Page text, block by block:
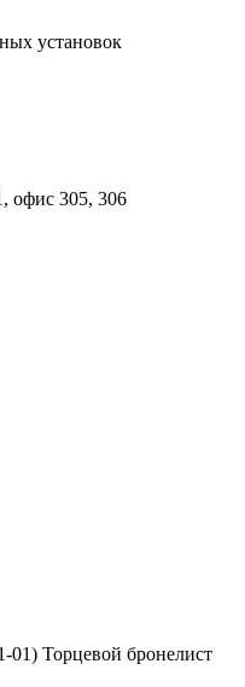
установок
офис 305, 306
Торцевой бронелист